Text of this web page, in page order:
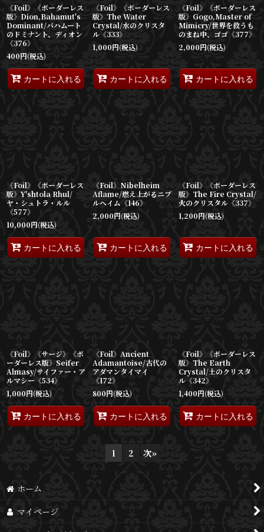
《Foil》《ボーダーレス
版》Dion,Bahamut's
Dominant/バハムート
のドミナント、ディオン
《376》
400円(税込)
カートに入れる
《Foil》《ボーダーレス
版》The Water
Crystal/水のクリスタ
ル《333》
1,000円(税込)
カートに入れる
《Foil》《ボーダーレス
版》Gogo,Master of
Mimicry/世界を救うも
のまね中、ゴゴ《377》
2,000円(税込)
カートに入れる
《Foil》《ボーダーレス
版》Y'shtola Rhul/
ヤ・シュトラ・ルル
《577》
10,000円(税込)
カートに入れる
《Foil》Nibelheim
Aflame/燃え上がるニブ
ルヘイム《146》
2,000円(税込)
カートに入れる
《Foil》《ボーダーレス
版》The Fire Crystal/
火のクリスタル《337》
1,200円(税込)
カートに入れる
《Foil》《サージ》《ボ
ーダーレス版》Seifer
Almasy/サイファー・ア
ルマシー《534》
1,000円(税込)
カートに入れる
《Foil》Ancient
Adamantoise/古代の
アダマンタイマイ
《172》
800円(税込)
カートに入れる
《Foil》《ボーダーレス
版》The Earth
Crystal/土のクリスタ
ル《342》
1,400円(税込)
カートに入れる
1 2 次»
ホーム
マイページ